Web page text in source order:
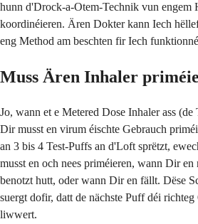
hunn d'Drock-a-Otem-Technik vun engem
koordinéieren. Ären Dokter kann Iech
eng Method am beschten fir Iech
Muss Ären Inhaler
Jo, wann et e Metered Dose Inhaler ass
Dir musst en virum éischte Gebrauch
an 3 bis 4 Test-Puffs an d'Loft sprëtzt,
musst en och nees priméieren, wann Dir
benotzt hutt, oder wann Dir en fällt. Dëse
suergt dofir, datt de nächste Puff déi
liwwert.